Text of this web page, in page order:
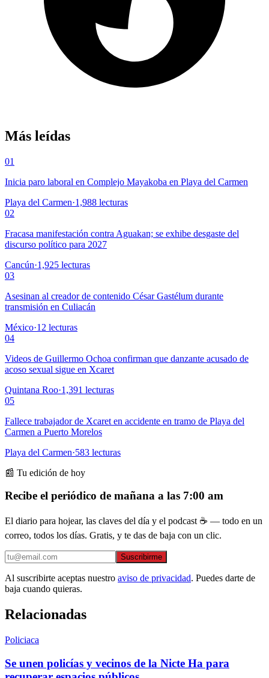
Más leídas
01
Inicia paro laboral en Complejo Mayakoba en Playa del Carmen
Playa del Carmen·1,988 lecturas
02
Fracasa manifestación contra Aguakan; se exhibe desgaste del
discurso político para 2027
Cancún·1,925 lecturas
03
Asesinan al creador de contenido César Gastélum durante
transmisión en Culiacán
México·12 lecturas
04
Videos de Guillermo Ochoa confirman que danzante acusado de
acoso sexual sigue en Xcaret
Quintana Roo·1,391 lecturas
05
Fallece trabajador de Xcaret en accidente en tramo de Playa del
Carmen a Puerto Morelos
Playa del Carmen·583 lecturas
📰 Tu edición de hoy
Recibe el periódico de mañana a las 7:00 am
El diario para hojear, las claves del día y el podcast ☕ — todo en un
correo, todos los días. Gratis, y te das de baja con un clic.
Suscribirme
Al suscribirte aceptas nuestro aviso de privacidad. Puedes darte de
baja cuando quieras.
Relacionadas
Policiaca
Se unen policías y vecinos de la Nicte Ha para